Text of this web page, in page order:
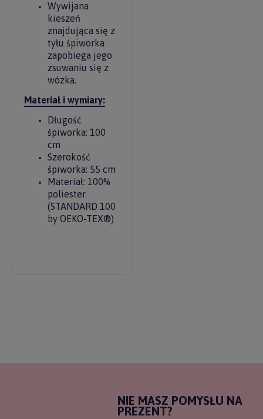
Wywijana
kieszeń
znajdująca się z
tyłu śpiworka
zapobiega jego
zsuwaniu się z
wózka.
Materiał i wymiary:
Długość
śpiworka: 100
cm
Szerokość
śpiworka: 55 cm
Materiał: 100%
poliester
(STANDARD 100
by OEKO-TEX®)
NIE MASZ POMYSŁU NA
PREZENT?